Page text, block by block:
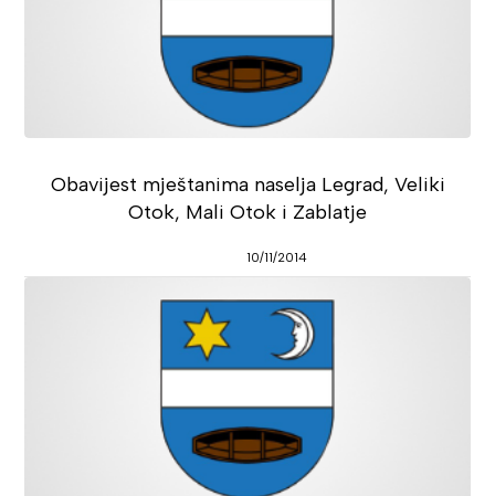
Obavijest mještanima naselja Legrad, Veliki
Otok, Mali Otok i Zablatje
10/11/2014